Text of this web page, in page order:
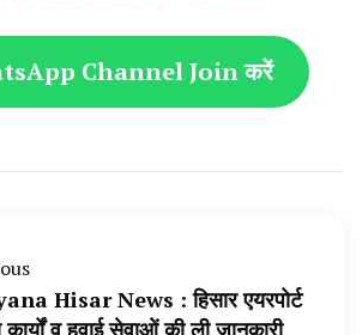
Channel Join करें
Hisar News : हिसार एयरपोर्ट
कार्यों व हवाई सेवाओं की ली जानकारी